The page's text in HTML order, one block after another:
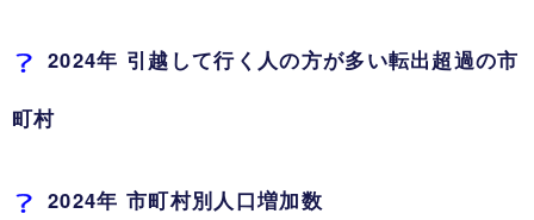
2024年 引越して行く人の方が多い転出超過の市
町村
2024年 市町村別人口増加数